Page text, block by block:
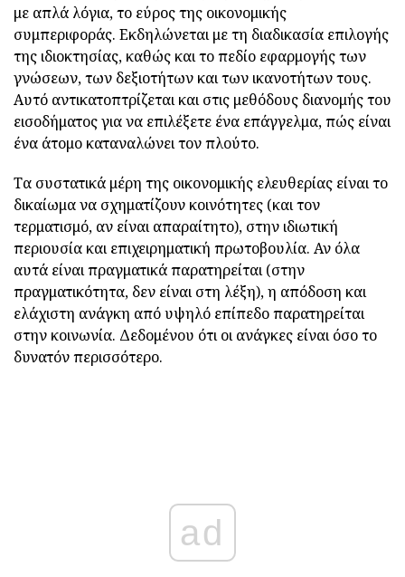
με απλά λόγια, το εύρος της οικονομικής
συμπεριφοράς. Εκδηλώνεται με τη διαδικασία επιλογής
της ιδιοκτησίας, καθώς και το πεδίο εφαρμογής των
γνώσεων, των δεξιοτήτων και των ικανοτήτων τους.
Αυτό αντικατοπτρίζεται και στις μεθόδους διανομής του
εισοδήματος για να επιλέξετε ένα επάγγελμα, πώς είναι
ένα άτομο καταναλώνει τον πλούτο.
Τα συστατικά μέρη της οικονομικής ελευθερίας είναι το
δικαίωμα να σχηματίζουν κοινότητες (και τον
τερματισμό, αν είναι απαραίτητο), στην ιδιωτική
περιουσία και επιχειρηματική πρωτοβουλία. Αν όλα
αυτά είναι πραγματικά παρατηρείται (στην
πραγματικότητα, δεν είναι στη λέξη), η απόδοση και
ελάχιστη ανάγκη από υψηλό επίπεδο παρατηρείται
στην κοινωνία. Δεδομένου ότι οι ανάγκες είναι όσο το
δυνατόν περισσότερο.
ad